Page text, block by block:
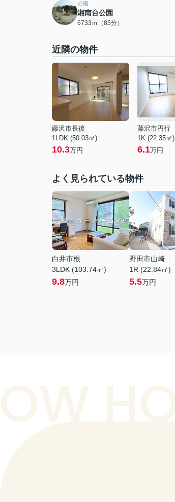
公園
湘南台公園
6733ｍ（85分）
近隣の物件
藤沢市長後
1LDK (50.03㎡)
10.3万円
藤沢市円行
1K (22.35㎡)
6.1万円
よく見られている物件
白井市根
3LDK (103.74㎡)
9.8万円
野田市山崎
1R (22.84㎡)
5.5万円